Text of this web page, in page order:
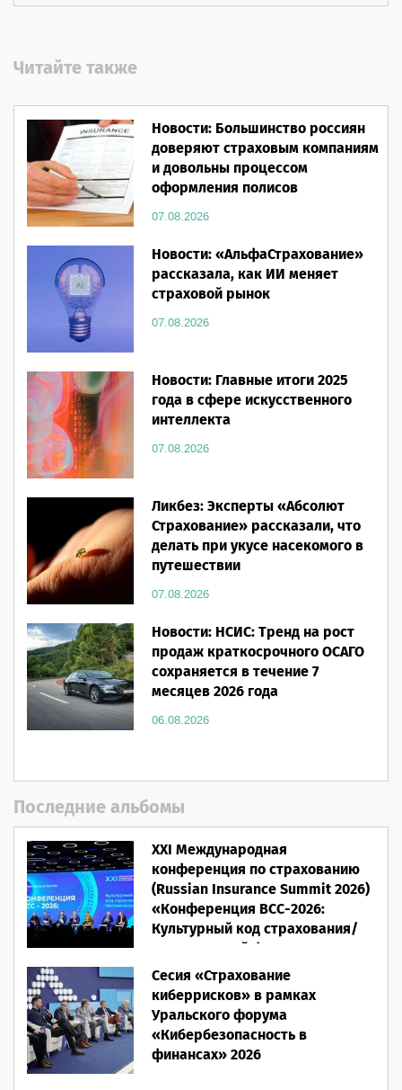
Читайте также
Новости: Большинство россиян
доверяют страховым компаниям
и довольны процессом
оформления полисов
07.08.2026
Новости: «АльфаСтрахование»
рассказала, как ИИ меняет
страховой рынок
07.08.2026
Новости: Главные итоги 2025
года в сфере искусственного
интеллекта
07.08.2026
Ликбез: Эксперты «Абсолют
Страхование» рассказали, что
делать при укусе насекомого в
путешествии
07.08.2026
Новости: НСИС: Тренд на рост
продаж краткосрочного ОСАГО
сохраняется в течение 7
месяцев 2026 года
06.08.2026
Последние альбомы
XXI Международная
конференция по страхованию
(Russian Insurance Summit 2026)
«Конференция ВСС-2026:
Культурный код страхования/
Человеческий фактор»
28.05.2026
Сесия «Страхование
киберрисков» в рамках
Уральского форума
«Кибербезопасность в
финансах» 2026